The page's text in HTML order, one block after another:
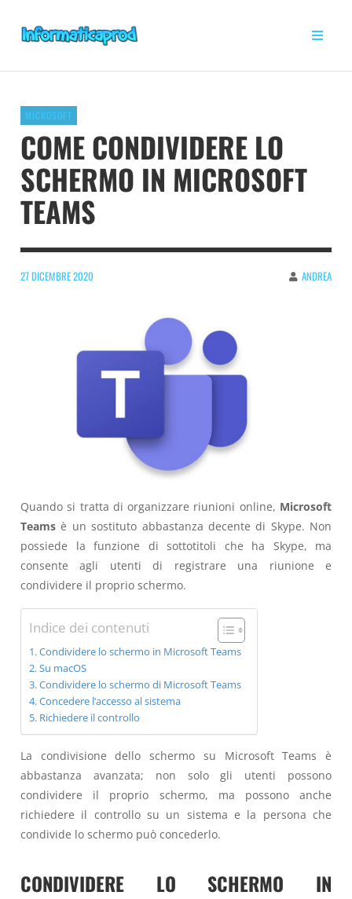
MICROSOFT
COME CONDIVIDERE LO
SCHERMO IN MICROSOFT
TEAMS
27 DICEMBRE 2020 ANDREA
Quando si tratta di organizzare riunioni online, Microsoft
Teams è un sostituto abbastanza decente di Skype. Non
possiede la funzione di sottotitoli che ha Skype, ma
consente agli utenti di registrare una riunione e
condividere il proprio schermo.
Indice dei contenuti
Condividere lo schermo in Microsoft Teams
Su macOS
Condividere lo schermo di Microsoft Teams
Concedere l’accesso al sistema
Richiedere il controllo
La condivisione dello schermo su Microsoft Teams è
abbastanza avanzata; non solo gli utenti possono
condividere il proprio schermo, ma possono anche
richiedere il controllo su un sistema e la persona che
condivide lo schermo può concederlo.
CONDIVIDERE LO SCHERMO IN